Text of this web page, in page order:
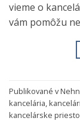
vieme o
vám pomôžu
Publikované v
kancelária,
kancelárske